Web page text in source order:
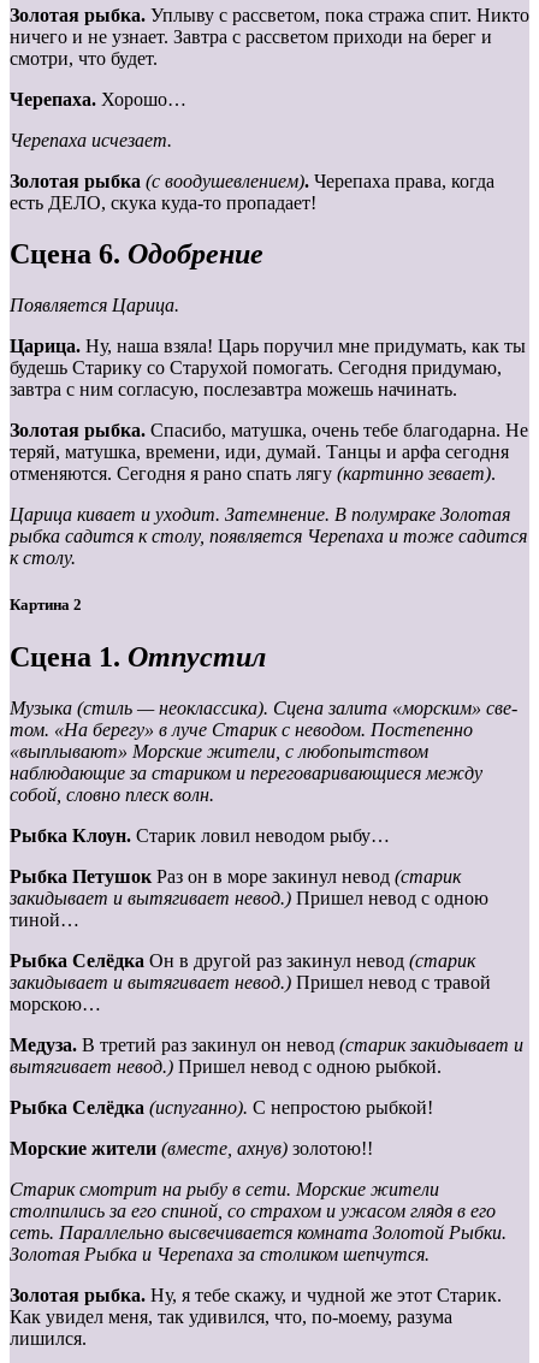
Золотая рыбка. Уплыву с рассветом, пока стража спит. Никто
ничего и не узнает. Завтра с рассветом приходи на берег и
смотри, что будет.
Черепаха. Хорошо…
Черепаха исчезает.
Золотая рыбка (с воодушевлением). Черепаха права, когда
есть ДЕЛО, скука куда-то пропадает!
Сцена 6. Одобрение
Появляется Царица.
Царица. Ну, наша взяла! Царь поручил мне придумать, как ты
будешь Старику со Старухой помогать. Сегодня придумаю,
завтра с ним согласую, послезавтра можешь начинать.
Золотая рыбка. Спасибо, матушка, очень тебе благодарна. Не
теряй, матушка, времени, иди, думай. Танцы и арфа сегодня
отменяются. Сегодня я рано спать лягу (картинно зевает).
Царица кивает и уходит. Затемнение. В полумраке Золотая
рыбка садится к столу, появляется Черепаха и тоже садится
к столу.
Картина 2
Сцена 1. Отпустил
Музыка (стиль — неоклассика). Сцена залита «морским» све-
том. «На берегу» в луче Старик с неводом. Постепенно
«выплывают» Морские жители, с любопытством
наблюдающие за стариком и переговаривающиеся между
собой, словно плеск волн.
Рыбка Клоун. Старик ловил неводом рыбу…
Рыбка Петушок Раз он в море закинул невод (старик
закидывает и вытягивает невод.) Пришел невод с одною
тиной…
Рыбка Селёдка Он в другой раз закинул невод (старик
закидывает и вытягивает невод.) Пришел невод с травой
морскою…
Медуза. В третий раз закинул он невод (старик закидывает и
вытягивает невод.) Пришел невод с одною рыбкой.
Рыбка Селёдка (испуганно). С непростою рыбкой!
Морские жители (вместе, ахнув) золотою!!
Старик смотрит на рыбу в сети. Морские жители
столпились за его спиной, со страхом и ужасом глядя в его
сеть. Параллельно высвечивается комната Золотой Рыбки.
Золотая Рыбка и Черепаха за столиком шепчутся.
Золотая рыбка. Ну, я тебе скажу, и чудной же этот Старик.
Как увидел меня, так удивился, что, по-моему, разума
лишился.